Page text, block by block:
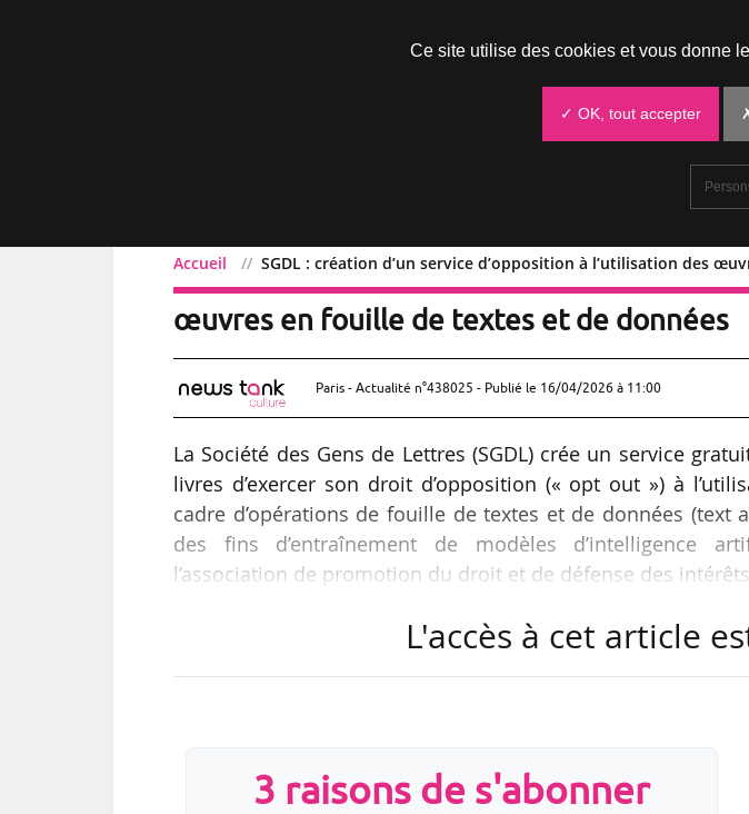
Accueil SGDL : création d’un service d’opposition à l’utilisation des
SGDL : création d’un service d’opposition à
œuvres en fouille de textes et de données
Paris - Actualité n°438025 - Publié le 16/04/2026 à 11:00
La Société des Gens de Lettres (SGDL) crée un service
livres d’exercer son droit d’opposition (« opt out ») à
cadre d’opérations de fouille de textes et de données (text
des fins d’entraînement de modèles d’intelligence
l’association de promotion du droit et de défense des
Le service est accessible sur la plateforme numérique «
référencés au catalogue de la Bibliothèque nationale de
L'accès à cet article
3 raisons de s'abonner
Ce site utilise des cookies et vous donne
✓ OK, tout accepter